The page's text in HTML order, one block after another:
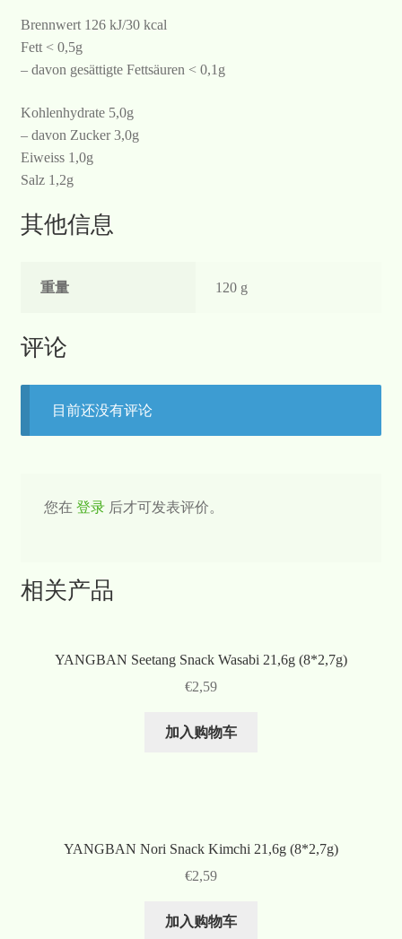
Brennwert 126 kJ/30 kcal
Fett < 0,5g
– davon gesättigte Fettsäuren < 0,1g
Kohlenhydrate 5,0g
– davon Zucker 3,0g
Eiweiss 1,0g
Salz 1,2g
其他信息
重量 120 g
评论
目前还没有评论
您在 登录后才可发表评价。
相关产品
YANGBAN Seetang Snack Wasabi 21,6g (8*2,7g)
€2,59
加入购物车
YANGBAN Nori Snack Kimchi 21,6g (8*2,7g)
€2,59
加入购物车